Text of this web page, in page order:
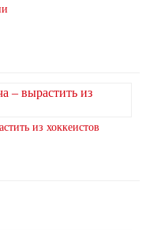
из хоккеистов